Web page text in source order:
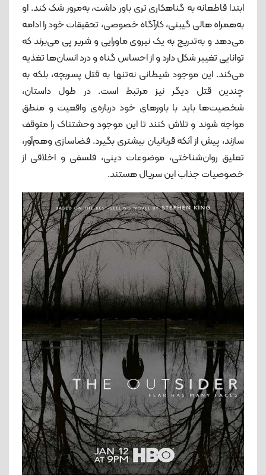
ابتدا قاطعانه به گناهکاری تری باور داشت، به‌مرور شک کند. او
به‌همراه هالی گیبنی، کارآگاه خصوصی، تحقیقات خود را ادامه
می‌دهد و به‌تدریج به یک نیروی ماورایی و شریر پی می‌برند که
توانایی تغییر شکل دارد و از احساس گناه و درد انسان‌ها تغذیه
می‌کند. این موجود شیطانی نه‌تنها به قتل پسربچه، بلکه به
چندین قتل دیگر نیز مرتبط است. در طول داستان،
شخصیت‌ها باید با باورهای خود درباره‌ی واقعیت و منطق
مواجه شوند و تلاش کنند تا این موجود وحشتناک را متوقف
سازند، پیش از آنکه قربانیان بیشتری بگیرد. فضاسازی وهم‌آور،
تعلیق روان‌شناختی، موضوعات دینی، فلسفی و اخلاقی از
خصوصیات جذاب این سریال هستند.